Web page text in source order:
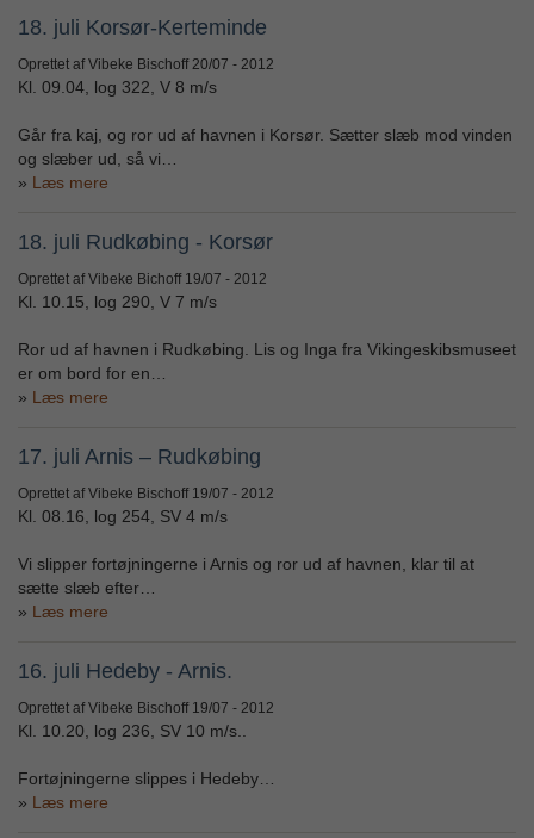
18. juli Korsør-Kerteminde
Oprettet af Vibeke Bischoff20/07 - 2012
Kl. 09.04, log 322, V 8 m/s
Går fra kaj, og ror ud af havnen i Korsør. Sætter slæb mod vinden
og slæber ud, så vi…
Læs mere
18. juli Rudkøbing - Korsør
Oprettet af Vibeke Bichoff 19/07 - 2012
Kl. 10.15, log 290, V 7 m/s
Ror ud af havnen i Rudkøbing. Lis og Inga fra Vikingeskibsmuseet
er om bord for en…
Læs mere
17. juli Arnis – Rudkøbing
Oprettet af Vibeke Bischoff 19/07 - 2012
Kl. 08.16, log 254, SV 4 m/s
Vi slipper fortøjningerne i Arnis og ror ud af havnen, klar til at
sætte slæb efter…
Læs mere
16. juli Hedeby - Arnis.
Oprettet af Vibeke Bischoff 19/07 - 2012
Kl. 10.20, log 236, SV 10 m/s..
Fortøjningerne slippes i Hedeby…
Læs mere